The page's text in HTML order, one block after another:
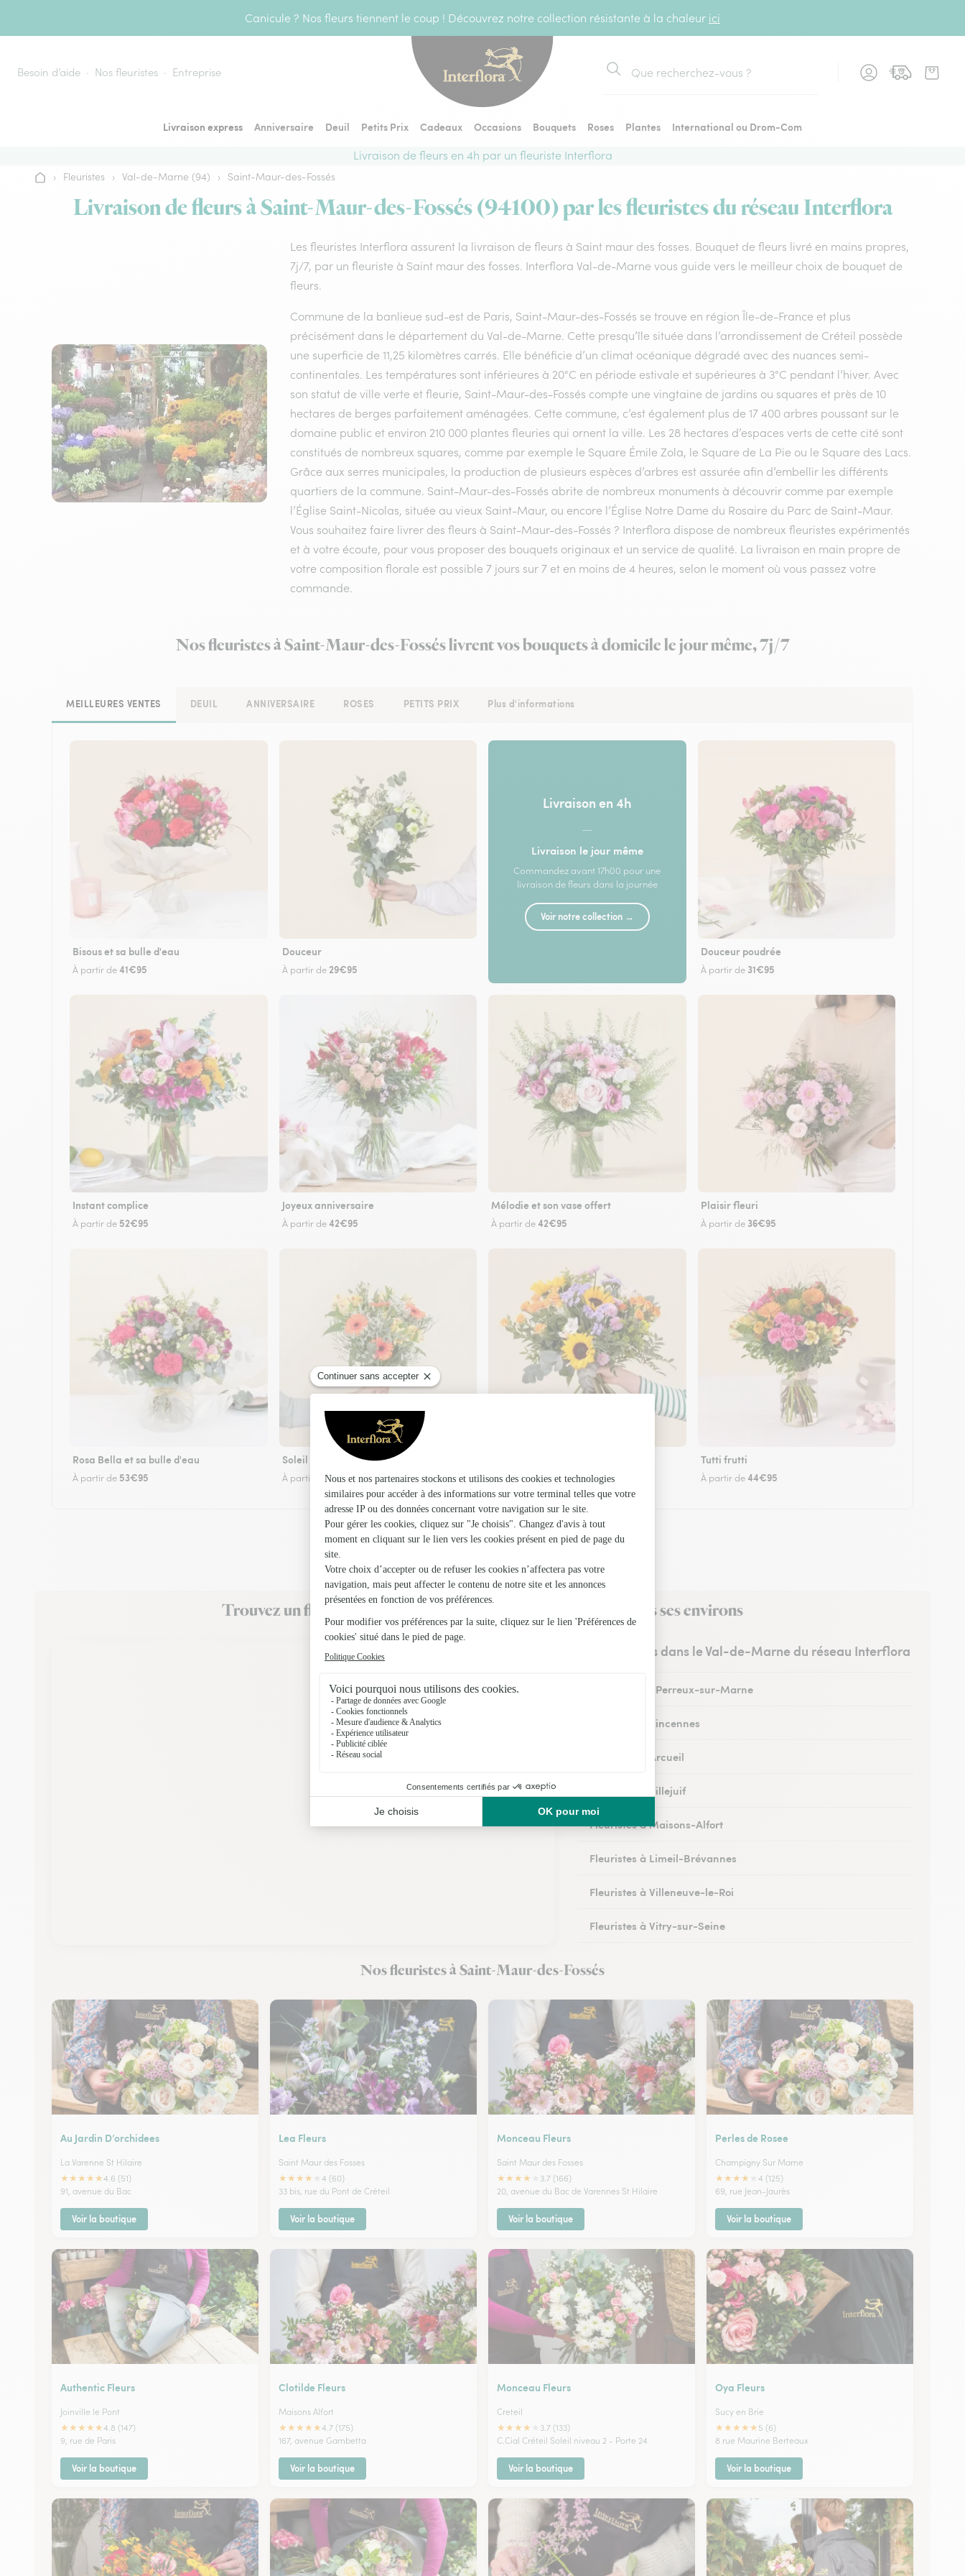
Canicule ? Nos fleurs tiennent le coup ! Découvrez notre collection résistante à la chaleur ici
Besoin d’aide Nos fleuristes Entreprise
Rechercher
Livraison express Anniversaire Deuil Petits Prix Cadeaux Occasions Bouquets Roses Plantes
International ou Drom-Com
Livraison de fleurs en 4h par un fleuriste Interflora
Accueil
› Fleuristes › Val-de-Marne (94) › Saint-Maur-des-Fossés
Livraison de fleurs à Saint-Maur-des-Fossés (94100) par les fleuristes du réseau Interflora
Les fleuristes Interflora assurent la livraison de fleurs à Saint maur des fosses. Bouquet de fleurs livré en mains propres,
7j/7, par un fleuriste à Saint maur des fosses. Interflora Val-de-Marne vous guide vers le meilleur choix de bouquet de
fleurs.
Commune de la banlieue sud-est de Paris, Saint-Maur-des-Fossés se trouve en région Île-de-France et plus
précisément dans le département du Val-de-Marne. Cette presqu’île située dans l’arrondissement de Créteil possède
une superficie de 11,25 kilomètres carrés. Elle bénéficie d’un climat océanique dégradé avec des nuances semi-
continentales. Les températures sont inférieures à 20°C en période estivale et supérieures à 3°C pendant l’hiver. Avec
son statut de ville verte et fleurie, Saint-Maur-des-Fossés compte une vingtaine de jardins ou squares et près de 10
hectares de berges parfaitement aménagées. Cette commune, c’est également plus de 17 400 arbres poussant sur le
domaine public et environ 210 000 plantes fleuries qui ornent la ville. Les 28 hectares d’espaces verts de cette cité sont
constitués de nombreux squares, comme par exemple le Square Émile Zola, le Square de La Pie ou le Square des Lacs.
Grâce aux serres municipales, la production de plusieurs espèces d’arbres est assurée afin d’embellir les différents
quartiers de la commune. Saint-Maur-des-Fossés abrite de nombreux monuments à découvrir comme par exemple
l’Église Saint-Nicolas, située au vieux Saint-Maur, ou encore l’Église Notre Dame du Rosaire du Parc de Saint-Maur.
Vous souhaitez faire livrer des fleurs à Saint-Maur-des-Fossés ? Interflora dispose de nombreux fleuristes expérimentés
et à votre écoute, pour vous proposer des bouquets originaux et un service de qualité. La livraison en main propre de
votre composition florale est possible 7 jours sur 7 et en moins de 4 heures, selon le moment où vous passez votre
commande.
Nos fleuristes à Saint-Maur-des-Fossés livrent vos bouquets à domicile le jour même, 7j/7
MEILLEURES VENTES DEUIL ANNIVERSAIRE ROSES PETITS PRIX Plus d'informations
Bisous et sa bulle d'eau
À partir de41€95
Douceur
À partir de 29€95
Livraison en 4h
—
Livraison le jour même
Commandez avant 17h00 pour une
livraison de fleurs dans la journée
Voir notre collection →
Douceur poudrée
À partir de 31€95
Instant complice
À partir de 52€95
Joyeux anniversaire
À partir de42€95
Mélodie et son vase offert
À partir de42€95
Plaisir fleuri
À partir de 36€95
Rosa Bella et sa bulle d'eau
À partir de 53€95
Soleil
À partir de29€95 À partir de39€95
Tutti frutti
À partir de44€95
Trouvez un fleuriste Interflora à Saint-Maur-des-Fossés et dans ses environs
Les fleuristes dans le Val-de-Marne du réseau Interflora
Fleuristes au Perreux-sur-Marne
Fleuristes à Vincennes
Fleuristes à Arcueil
Fleuristes à Villejuif
Fleuristes à Maisons-Alfort
Fleuristes à Limeil-Brévannes
Fleuristes à Villeneuve-le-Roi
Fleuristes à Vitry-sur-Seine
Nos fleuristes à Saint-Maur-des-Fossés
Au Jardin D’orchidees
La Varenne St Hilaire
★★★★★4.6 (51)
91, avenue du Bac
Voir la boutique
Lea Fleurs
Saint Maur des Fosses
★★★★
4 (60)
33 bis, rue du Pont de Créteil
Voir la boutique
Monceau Fleurs
Saint Maur des Fosses
★★★★
3.7 (166)
20, avenue du Bac de Varennes St Hilaire
Voir la boutique
Perles de Rosee
Champigny Sur Marne
★★★★
4 (125)
69, rue Jean-Jaurès
Voir la boutique
Authentic Fleurs
Joinville le Pont
★★★★★4.8 (147)
9, rue de Paris
Voir la boutique
Clotilde Fleurs
Maisons Alfort
★★★★★4.7 (175)
167, avenue Gambetta
Voir la boutique
Monceau Fleurs
Creteil
★★★★
3.7 (133)
C.Cial Créteil Soleil niveau 2 - Porte 24
Voir la boutique
Oya Fleurs
Sucy en Brie
★★★★★ 5 (6)
8 rue Maurine Berteaux
Voir la boutique